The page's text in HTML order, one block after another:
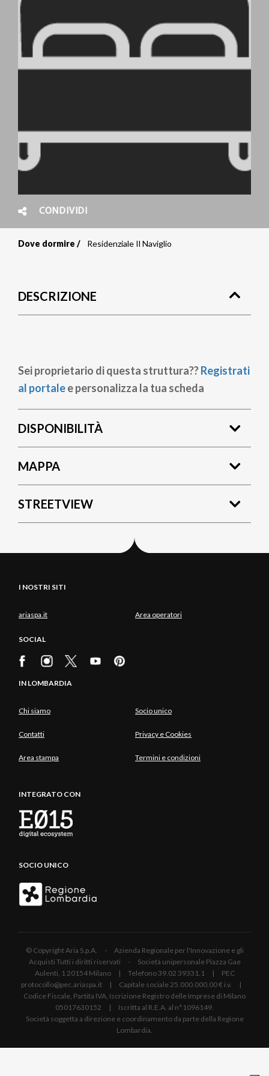
CONDIVIDI
pane
Dove dormire Residenziale Il Naviglio
DESCRIZIONE
Sei proprietario di questa struttura??Registrati
al portalee personalizza la tua scheda
DISPONIBILITÀ
MAPPA
STREETVIEW
I NOSTRI SITI
ariaspa.it Area operatori
SOCIAL
IN LOMBARDIA
Chi siamo Socio unico
Contatti Privacy e Cookies
Area stampa Termini e condizioni
INTEGRATO CON
SOCIO UNICO
© Copyright Aria S.p.A. - Azienda Regionale per l'Innovazione e gli
Acquisti Tutti i diritti riservati - Società unipersonale Piazza Gae
Aulenti, 1 20154 Milano | Telefono 39.02 39331.1 | PEC
protocollo@pec.ariaspa.it | Capitale sociale 25.000.000,00 € i.v. |
Codice Fiscale, Partita IVA, Iscrizione Registro delle Imprese di Milano
05017630152 | Iscritta al R.E.A. al n°1096149.
Società soggetta a direzione e coordinamento da parte della Regione
Lombardia.